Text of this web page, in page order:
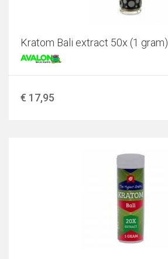
Kratom Bali extract 50x (1 gram)
€ 17,95